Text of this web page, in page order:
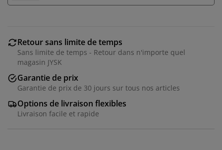
Retour sans limite de temps
Sans limite de temps - Retour dans n'importe quel
magasin JYSK
Garantie de prix
Garantie de prix de 30 jours sur tous nos articles
Options de livraison flexibles
Livraison facile et rapide